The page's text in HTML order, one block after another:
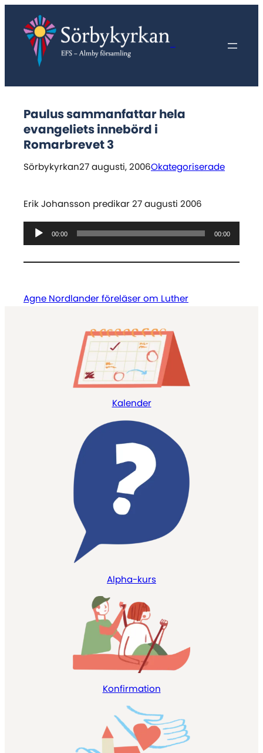
innehåll
Paulus sammanfattar hela
evangeliets innebörd i
Romarbrevet 3
Sörbykyrkan27 augusti, 2006Okategoriserade
Erik Johansson predikar 27 augusti 2006
Ljudspelare
00:00 00:00
Agne Nordlander föreläser om Luther
Kalender
Alpha-kurs
Konfirmation